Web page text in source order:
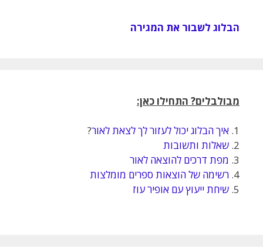
הבלוג לשבור את המגירה
מבולבלים? התחילו כאן:
1. איך הבלוג יכול לעזור לך לצאת לאור?
2. שאלות ותשובות
3. מפת דרכים להוצאה לאור
4. רשימה של הוצאות ספרים מומלצות
5. שיחת ייעוץ עם אופיר עוז